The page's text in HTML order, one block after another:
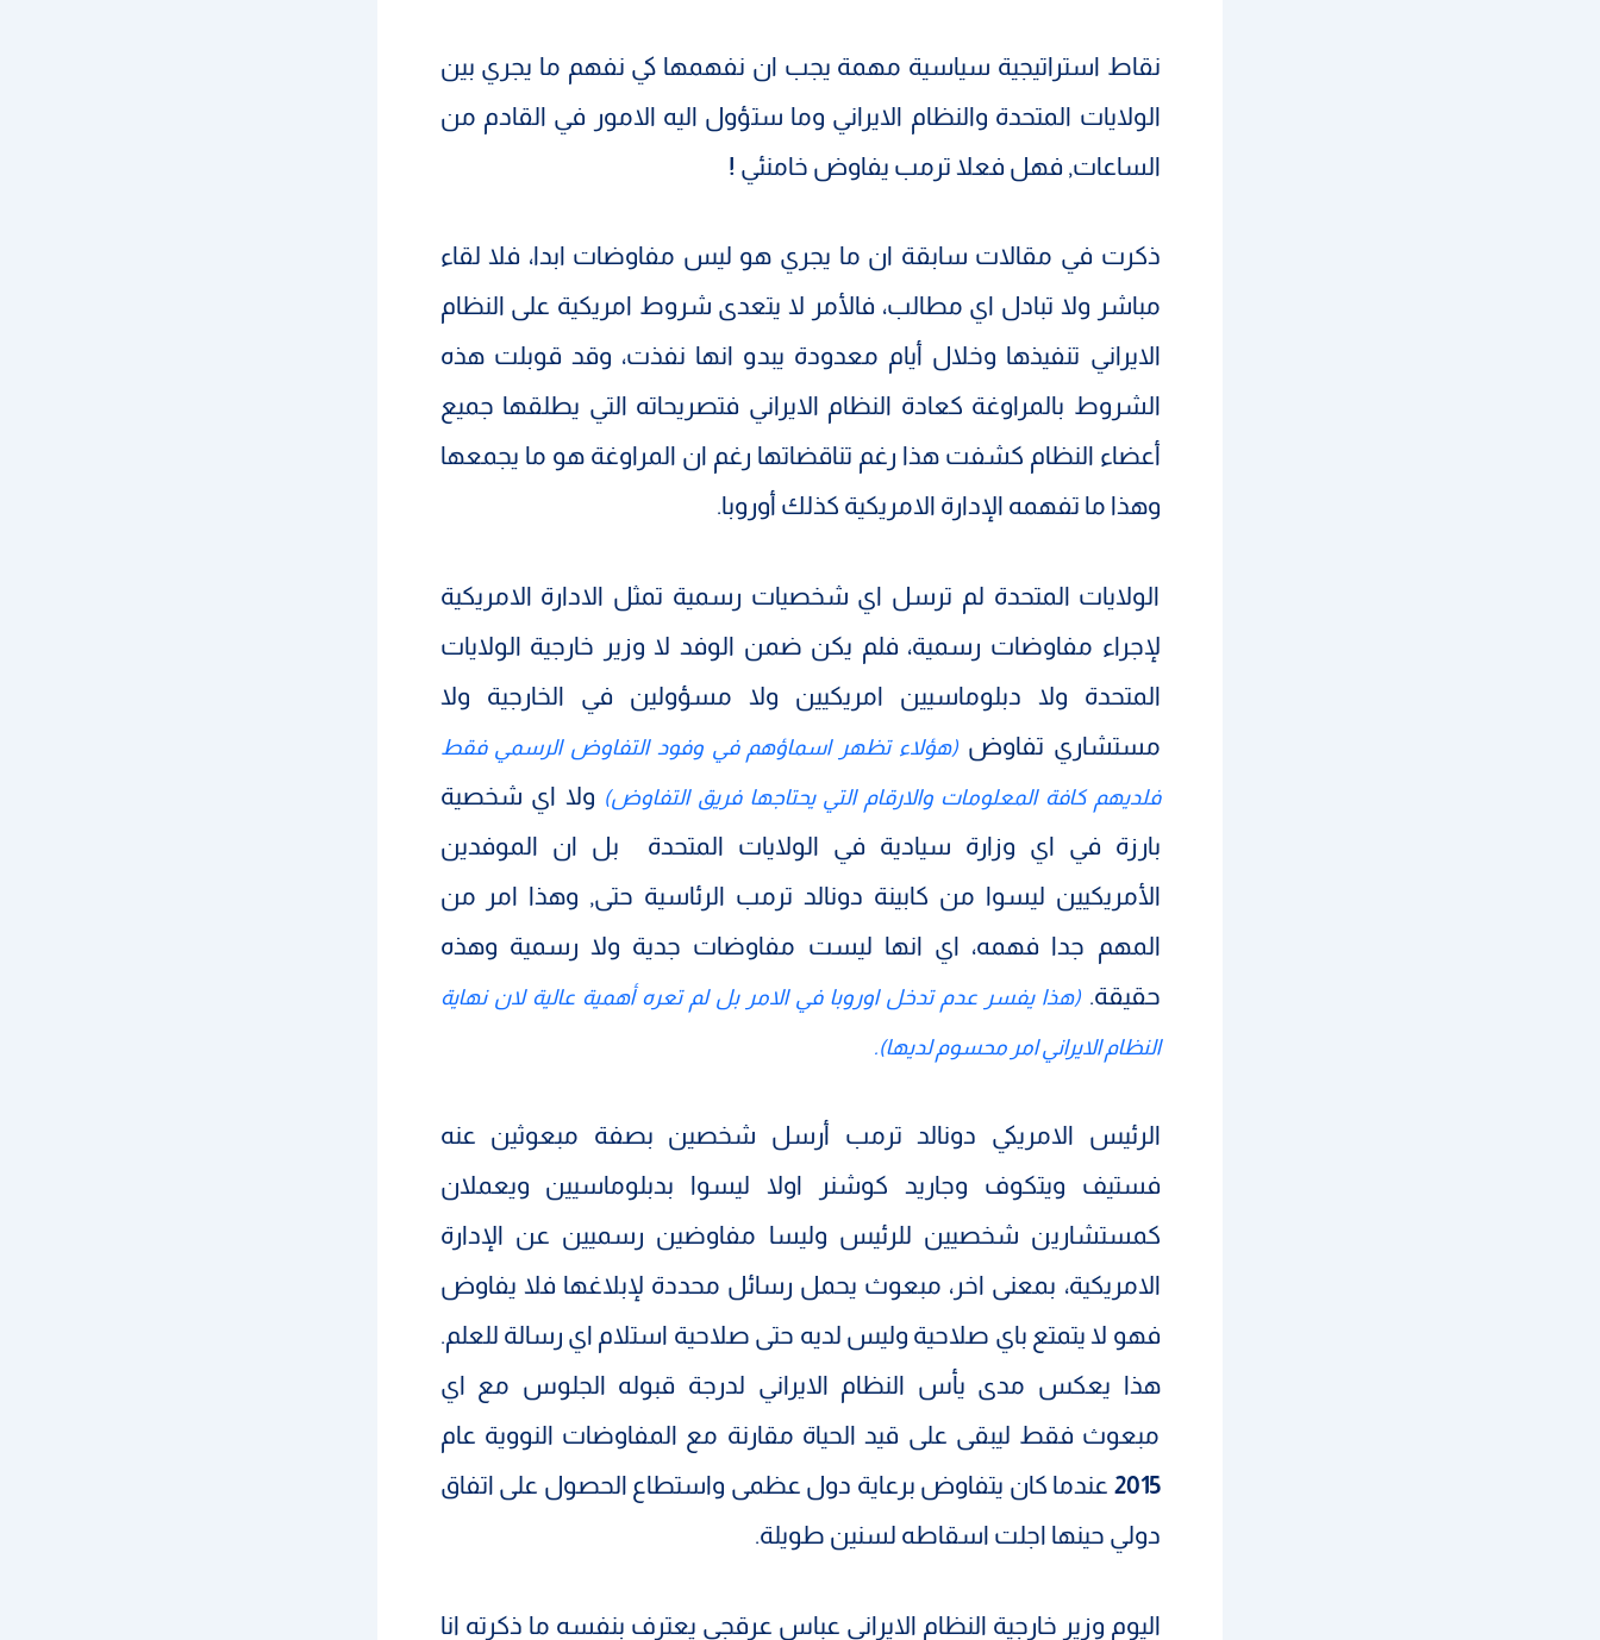
نقاط استراتيجية سياسية مهمة يجب ان نفهمها كي نفهم ما يجري بين
الولايات المتحدة والنظام الايراني وما ستؤول اليه الامور في القادم من
الساعات, فهل فعلا ترمب يفاوض خامنئي !
ذكرت في مقالات سابقة ان ما يجري هو ليس مفاوضات ابدا، فلا لقاء
مباشر ولا تبادل اي مطالب، فالأمر لا يتعدى شروط امريكية على النظام
الايراني تنفيذها وخلال أيام معدودة يبدو انها نفذت، وقد قوبلت هذه
الشروط بالمراوغة كعادة النظام الايراني فتصريحاته التي يطلقها جميع
أعضاء النظام كشفت هذا رغم تناقضاتها رغم ان المراوغة هو ما يجمعها
وهذا ما تفهمه الإدارة الامريكية كذلك أوروبا.
الولايات المتحدة لم ترسل اي شخصيات رسمية تمثل الادارة الامريكية
لإجراء مفاوضات رسمية، فلم يكن ضمن الوفد لا وزير خارجية الولايات
المتحدة ولا دبلوماسيين امريكيين ولا مسؤولين في الخارجية ولا
مستشاري تفاوض(هؤلاء تظهر اسماؤهم في وفود التفاوض الرسمي فقط
فلديهم كافة المعلومات والارقام التي يحتاجها فريق التفاوض) ولا اي شخصية
بارزة في اي وزارة سيادية في الولايات المتحدة بل ان الموفدين
الأمريكيين ليسوا من كابينة دونالد ترمب الرئاسية حتى, وهذا امر من
المهم جدا فهمه، اي انها ليست مفاوضات جدية ولا رسمية وهذه
حقيقة.(هذا يفسر عدم تدخل اوروبا في الامر بل لم تعره أهمية عالية لان نهاية
النظام الايراني امر محسوم لديها).
الرئيس الامريكي دونالد ترمب أرسل شخصين بصفة مبعوثين عنه
فستيف ويتكوف وجاريد كوشنر اولا ليسوا بدبلوماسيين ويعملان
كمستشارين شخصيين للرئيس وليسا مفاوضين رسميين عن الإدارة
الامريكية، بمعنى اخر، مبعوث يحمل رسائل محددة لإبلاغها فلا يفاوض
فهو لا يتمتع باي صلاحية وليس لديه حتى صلاحية استلام اي رسالة للعلم.
هذا يعكس مدى يأس النظام الايراني لدرجة قبوله الجلوس مع اي
مبعوث فقط ليبقى على قيد الحياة مقارنة مع المفاوضات النووية عام
2015 عندما كان يتفاوض برعاية دول عظمى واستطاع الحصول على اتفاق
دولي حينها اجلت اسقاطه لسنين طويلة.
اليوم وزير خارجية النظام الايراني عباس عرقجي يعترف بنفسه ما ذكرته انا